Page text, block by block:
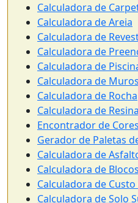
Calculadora de
Calculadora de Areia
Calculadora de
Calculadora de
Calculadora de
Calculadora de
Calculadora de Rocha
Calculadora de Resina
Encontrador de
Gerador de Paletas
Calculadora de
Calculadora de
Calculadora de
Calculadora de Solo